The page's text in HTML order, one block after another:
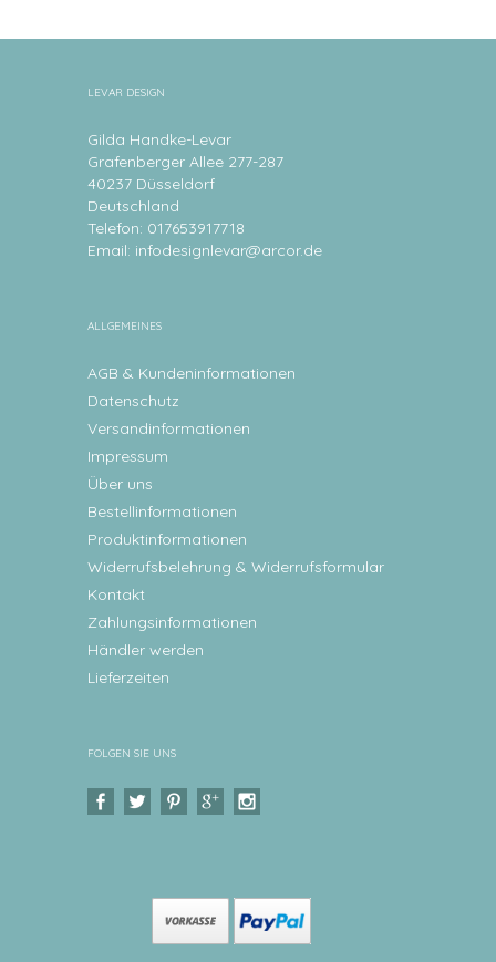
LEVAR DESIGN
Gilda Handke-Levar
Grafenberger Allee 277-287
40237 Düsseldorf
Deutschland
Telefon: 017653917718
Email: infodesignlevar@arcor.de
ALLGEMEINES
AGB & Kundeninformationen
Datenschutz
Versandinformationen
Impressum
Über uns
Bestellinformationen
Produktinformationen
Widerrufsbelehrung & Widerrufsformular
Kontakt
Zahlungsinformationen
Händler werden
Lieferzeiten
FOLGEN SIE UNS